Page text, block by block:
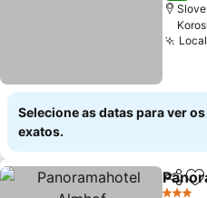
Selecione as datas para ver
exatos.